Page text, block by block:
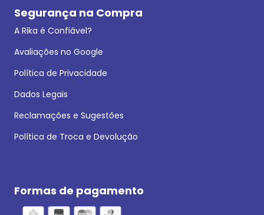
Segurança na Compra
A Rika é Confiável?
Avaliações no Google
Política de Privacidade
Dados Legais
Reclamações e Sugestões
Política de Troca e Devolução
Formas de pagamento